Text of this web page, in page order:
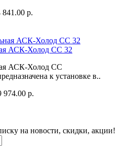
р.
АСК-Холод CC 32
АСК-Холод CC
к установке в..
р.
на новости, скидки, акции!